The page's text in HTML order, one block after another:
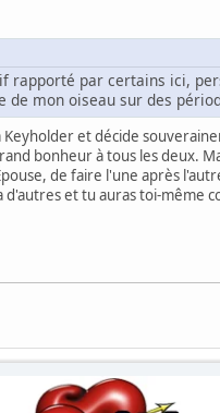
rapporté par certains ici,
mon oiseau sur des
et décide
bonheur à tous les deux.
de faire l'une après
et tu auras toi-même